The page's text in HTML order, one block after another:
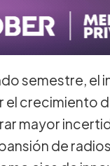
semestre,
el crecimiento
mayor
de